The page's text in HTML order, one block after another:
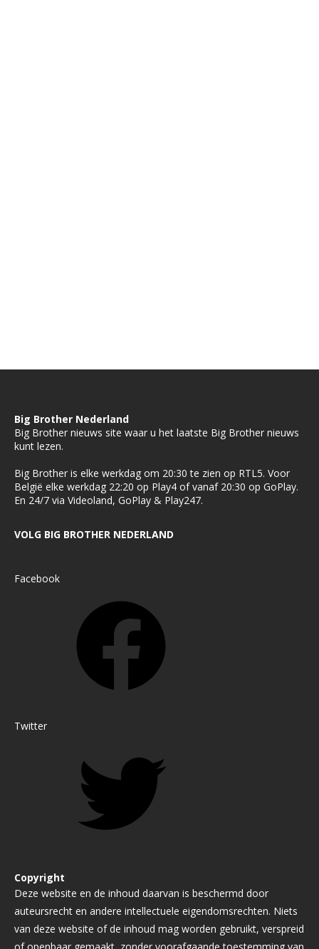
Big Brother Nederland
Big Brother nieuws site waar u het laatste Big Brother nieuws
kunt lezen.
Big Brother is elke werkdag om 20:30 te zien op RTL5. Voor
België elke werkdag 22:20 op Play4 of vanaf 20:30 op GoPlay.
En 24/7 via Videoland, GoPlay & Play247.
VOLG BIG BROTHER NEDERLAND
Facebook
Twitter
Copyright
Deze website en de inhoud daarvan is beschermd door
auteursrecht en andere intellectuele eigendomsrechten. Niets
van deze website of de inhoud mag worden gebruikt, verspreid